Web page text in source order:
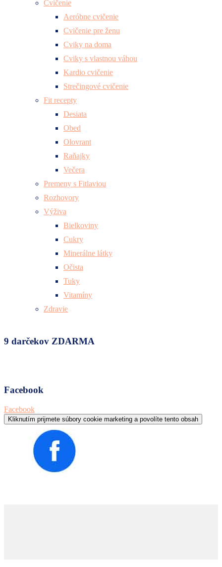
Cvičenie
Aeróbne cvičenie
Cvičenie pre ženu
Cviky na doma
Cviky s vlastnou váhou
Kardio cvičenie
Strečingové cvičenie
Fit recepty
Desiata
Obed
Olovrant
Raňajky
Večera
Premeny s Fitlaviou
Rozhovory
Výživa
Bielkoviny
Cukry
Minerálne látky
Očista
Tuky
Vitamíny
Zdravie
9 darčekov ZDARMA
Facebook
Facebook
Kliknutím prijmete súbory cookie marketing a povolíte tento obsah